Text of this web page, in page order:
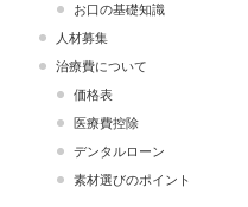
お口の基礎知識
人材募集
治療費について
価格表
医療費控除
デンタルローン
素材選びのポイント